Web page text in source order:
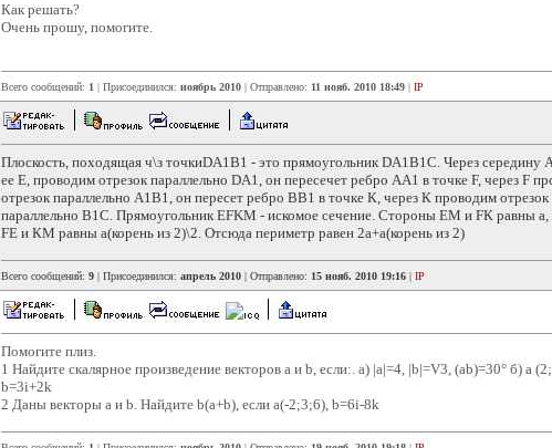
Как решать?
Очень прошу, помогите.
Всего сообщений: 1 | Присоединился: ноябрь 2010 | Отправлено: 11 нояб. 2010 18:49 | IP
Плоскость, походящая ч\з точкиDA1B1 - это прямоугольник DA1B1C. Через середину
ее Е, проводим отрезок параллельно DA1, он пересечет ребро АА1 в точке F, через F
отрезок параллельно А1В1, он пересет ребро ВВ1 в точке К, через К проводим
параллельно В1С. Прямоугольник EFKM - искомое сечение. Стороны ЕМ и FК равны а,
FЕ и КМ равны а(корень из 2)\2. Отсюда периметр равен 2а+а(корень из 2)
Всего сообщений: 9 | Присоединился: апрель 2010 | Отправлено: 15 нояб. 2010 19:16 | IP
Помогите плиз.
1 Найдите скалярное произведение векторов a и b, если:. a) |a|=4, |b|=V3, (ab)=30° б) a
b=3i+2k
2 Даны векторы a и b. Найдите b(a+b), если а(-2;3;6), b=6i-8k